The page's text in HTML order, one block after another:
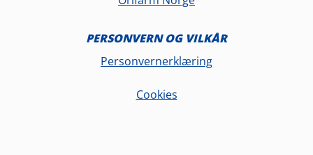
PERSONVERN OG VILKÅR
Personvernerklæring
Cookies